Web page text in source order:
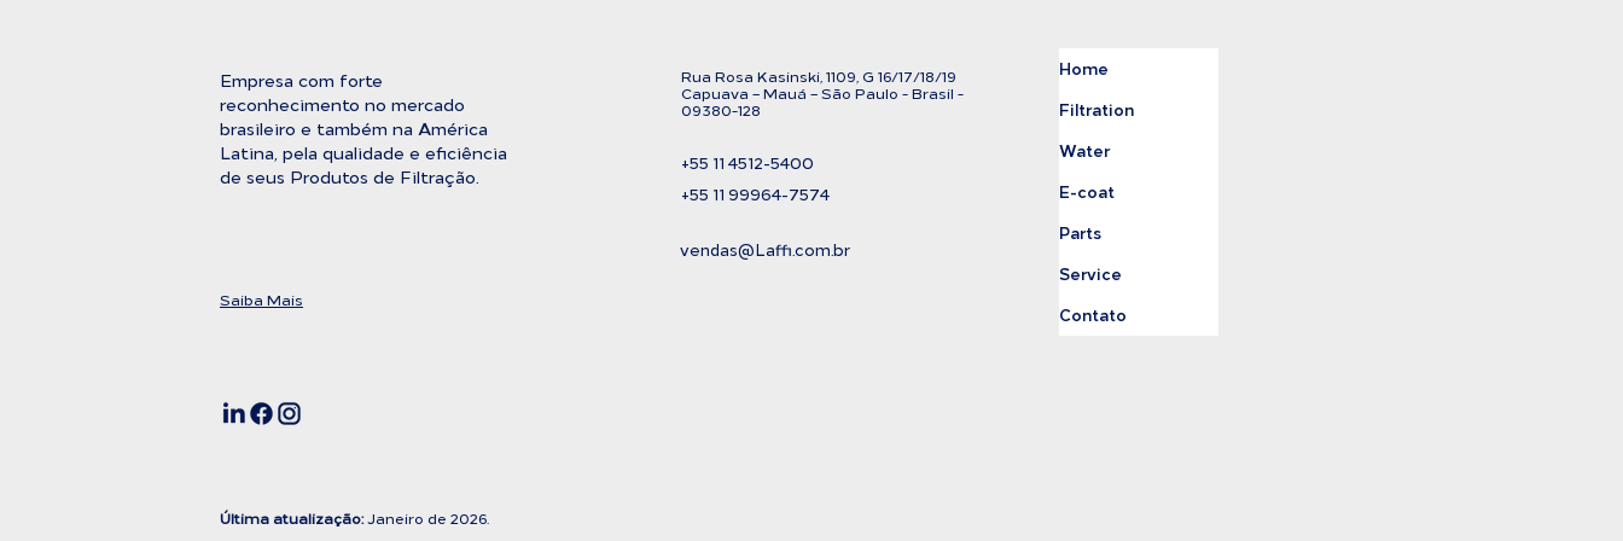
Empresa com forte
reconhecimento no mercado
brasileiro e também na América
Latina, pela qualidade e eficiência
de seus Produtos de Filtração.
Saiba Mais
Rua Rosa Kasinski, 1109, G 16/17/18/19
Capuava – Mauá – São Paulo - Brasil -
09380-128
+55 11 4512-5400
+55 11 99964-7574
vendas@Laffi.com.br
Home
Filtration
Water
E-coat
Parts
Service
Contato
Última atualização:Janeiro de 2026.